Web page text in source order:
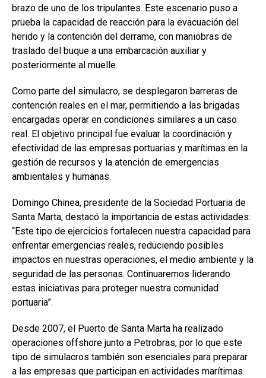
brazo de uno de los tripulantes. Este escenario puso a
prueba la capacidad de reacción para la evacuación del
herido y la contención del derrame, con maniobras de
traslado del buque a una embarcación auxiliar y
posteriormente al muelle.
Como parte del simulacro, se desplegaron barreras de
contención reales en el mar, permitiendo a las brigadas
encargadas operar en condiciones similares a un caso
real. El objetivo principal fue evaluar la coordinación y
efectividad de las empresas portuarias y marítimas en la
gestión de recursos y la atención de emergencias
ambientales y humanas.
Domingo Chinea, presidente de la Sociedad Portuaria de
Santa Marta, destacó la importancia de estas actividades:
“Este tipo de ejercicios fortalecen nuestra capacidad para
enfrentar emergencias reales, reduciendo posibles
impactos en nuestras operaciones, el medio ambiente y la
seguridad de las personas. Continuaremos liderando
estas iniciativas para proteger nuestra comunidad
portuaria”.
Desde 2007, el Puerto de Santa Marta ha realizado
operaciones offshore junto a Petrobras, por lo que este
tipo de simulacros también son esenciales para preparar
a las empresas que participan en actividades marítimas.